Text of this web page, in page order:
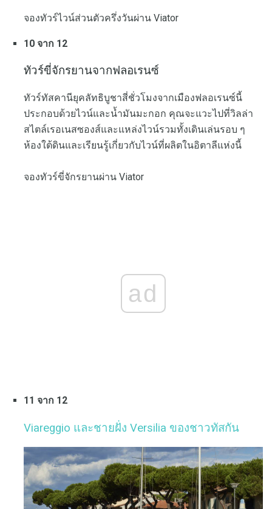
จองทัวร์ไวน์ส่วนตัวครึ่งวันผ่าน Viator
10 จาก 12
ทัวร์ขี่จักรยานจากฟลอเรนซ์
ทัวร์ทัสคานียุคลัทธิบูชาสี่ชั่วโมงจากเมืองฟลอเรนซ์นี้
ประกอบด้วยไวน์และน้ำมันมะกอก คุณจะแวะไปที่วิลล่า
สไตล์เรอเนสซองส์และแหล่งไวน์รวมทั้งเดินเล่นรอบ ๆ
ห้องใต้ดินและเรียนรู้เกี่ยวกับไวน์ที่ผลิตในอิตาลีแห่งนี้
จองทัวร์ขี่จักรยานผ่าน Viator
ad
11 จาก 12
Viareggio และชายฝั่ง Versilia ของชาวทัสกัน